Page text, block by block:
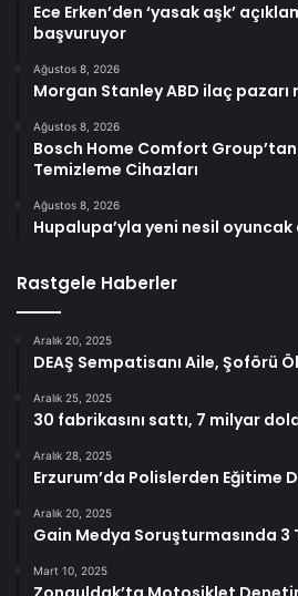
Ece Erken’den ‘yasak aşk’
başvuruyor
Ağustos 8, 2026
Morgan Stanley ABD ilaç
Ağustos 8, 2026
Bosch Home Comfort
Temizleme Cihazları
Ağustos 8, 2026
Hupalupa’yla yeni nesil
Rastgele Haberler
Aralık 20, 2025
DEAŞ Sempatisanı Aile, Şoförü
Aralık 25, 2025
30 fabrikasını sattı, 7 milyar
Aralık 28, 2025
Erzurum’da Polislerden Eğitime
Aralık 20, 2025
Gain Medya Soruşturmasında
Mart 10, 2025